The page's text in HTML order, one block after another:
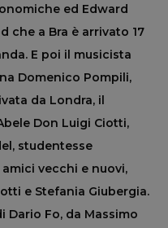
ed Edward
che a Bra è arrivato 17
E poi il musicista
Domenico Pompili,
da Londra, il
Don Luigi Ciotti,
studentesse
vecchi e nuovi,
e Stefania Giubergia.
Dario Fo, da Massimo